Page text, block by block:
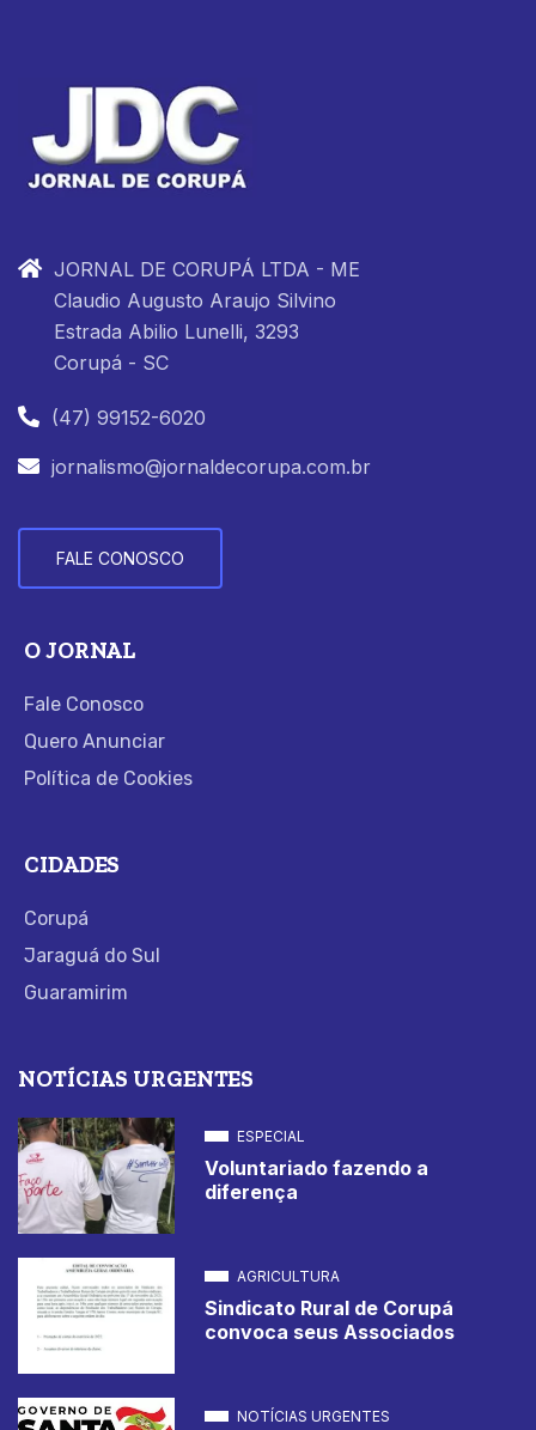
JORNAL DE CORUPÁ LTDA - ME
Claudio Augusto Araujo Silvino
Estrada Abilio Lunelli, 3293
Corupá - SC
(47) 99152-6020
jornalismo@jornaldecorupa.com.br
FALE CONOSCO
O JORNAL
Fale Conosco
Quero Anunciar
Política de Cookies
CIDADES
Corupá
Jaraguá do Sul
Guaramirim
NOTÍCIAS URGENTES
ESPECIAL
Voluntariado fazendo a
diferença
AGRICULTURA
Sindicato Rural de Corupá
convoca seus Associados
NOTÍCIAS URGENTES